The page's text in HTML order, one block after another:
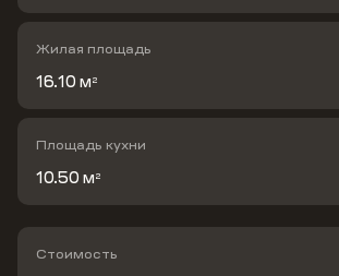
Жилая площадь
16.10 м 2
Площадь кухни
10.50 м 2
Стоимость